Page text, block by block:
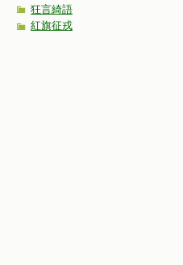
狂言綺語
紅旗征戎